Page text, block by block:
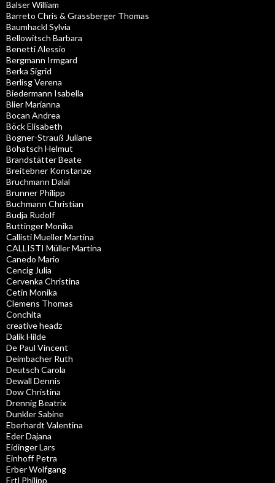
Balser William
Barreto Chris & Grassberger Thomas
Baumhackl Sylvia
Bellowitsch Barbara
Benetti Alessio
Bergmann Irmgard
Berka Sigrid
Berlisg Verena
Biedermann Isabella
Blier Marianna
Bocan Andrea
Böck Elisabeth
Bogner-Strauß Juliane
Bohatsch Helmut
Brandstätter Beate
Breitebner Konstanze
Bruchmann Dalal
Brunner Philipp
Buchmann Christian
Budja Rudolf
Buttinger Monika
Callisti Mueller Martina
CALLISTI Müller Martina
Canedo Mario
Cencig Julia
Cervenka Christina
Cetin Monika
Clemens Thomas
Conchita
creative headz
Dalik Hilde
De Paul Vincent
Deimbacher Ruth
Deutsch Carola
Dewall Dennis
Dow Christina
Drennig Beatrix
Dunkler Sabine
Eberhardt Valentina
Eder Dajana
Eidinger Lars
Einhoff Petra
Erber Wolfgang
Ertl Philipp